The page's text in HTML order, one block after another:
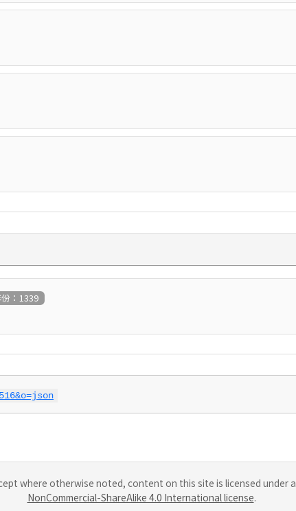
：1339
where otherwise noted, content on this site is licensed under a
NonCommercial-ShareAlike 4.0 International license.